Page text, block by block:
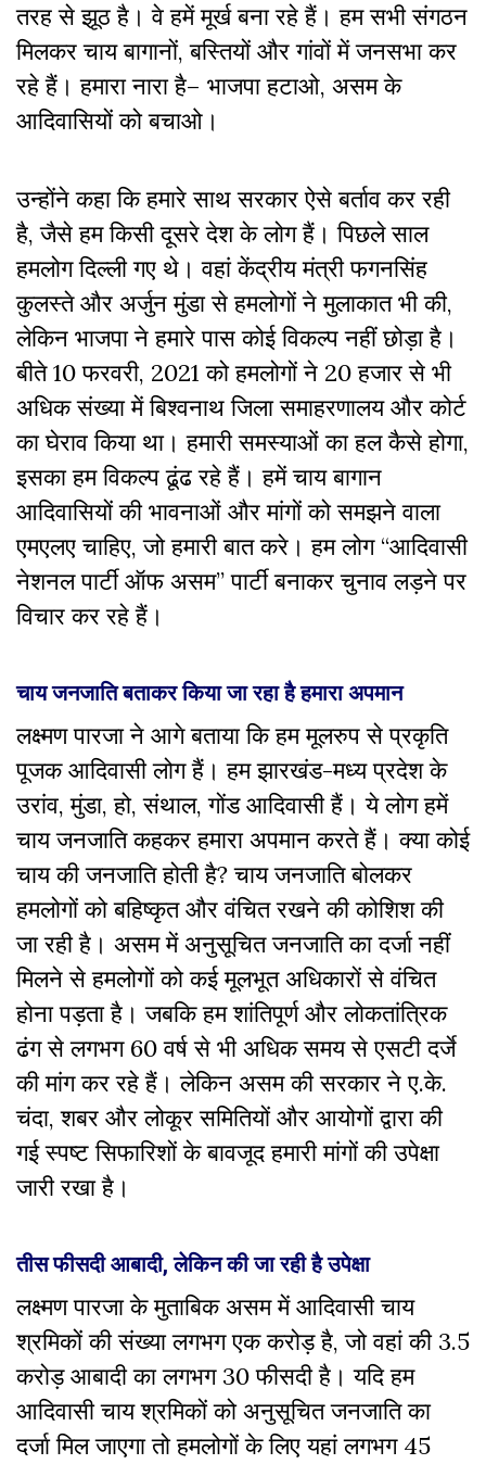
तरह से झूठ है। वे हमें मूर्ख बना रहे हैं। हम सभी संगठन
मिलकर चाय बागानों, बस्तियों और गांवों में जनसभा कर
रहे हैं। हमारा नारा है– भाजपा हटाओ, असम के
आदिवासियों को बचाओ।
उन्होंने कहा कि हमारे साथ सरकार ऐसे बर्ताव कर रही
है, जैसे हम किसी दूसरे देश के लोग हैं। पिछले साल
हमलोग दिल्ली गए थे। वहां केंद्रीय मंत्री फगनसिंह
कुलस्ते और अर्जुन मुंडा से हमलोगों ने मुलाकात भी की,
लेकिन भाजपा ने हमारे पास कोई विकल्प नहीं छोड़ा है।
बीते 10 फरवरी, 2021 को हमलोगों ने 20 हजार से भी
अधिक संख्या में बिश्वनाथ जिला समाहरणालय और कोर्ट
का घेराव किया था। हमारी समस्याओं का हल कैसे होगा,
इसका हम विकल्प ढूंढ रहे हैं। हमें चाय बागान
आदिवासियों की भावनाओं और मांगों को समझने वाला
एमएलए चाहिए, जो हमारी बात करे। हम लोग “आदिवासी
नेशनल पार्टी ऑफ असम” पार्टी बनाकर चुनाव लड़ने पर
विचार कर रहे हैं।
चाय जनजाति बताकर किया जा रहा है हमारा अपमान
लक्ष्मण पारजा ने आगे बताया कि हम मूलरुप से प्रकृति
पूजक आदिवासी लोग हैं। हम झारखंड-मध्य प्रदेश के
उरांव, मुंडा, हो, संथाल, गोंड आदिवासी हैं। ये लोग हमें
चाय जनजाति कहकर हमारा अपमान करते हैं। क्या कोई
चाय की जनजाति होती है? चाय जनजाति बोलकर
हमलोगों को बहिष्कृत और वंचित रखने की कोशिश की
जा रही है। असम में अनुसूचित जनजाति का दर्जा नहीं
मिलने से हमलोगों को कई मूलभूत अधिकारों से वंचित
होना पड़ता है। जबकि हम शांतिपूर्ण और लोकतांत्रिक
ढंग से लगभग 60 वर्ष से भी अधिक समय से एसटी दर्जे
की मांग कर रहे हैं। लेकिन असम की सरकार ने ए.के.
चंदा, शबर और लोकूर समितियों और आयोगों द्वारा की
गई स्पष्ट सिफारिशों के बावजूद हमारी मांगों की उपेक्षा
जारी रखा है।
तीस फीसदी आबादी, लेकिन की जा रही है उपेक्षा
लक्ष्मण पारजा के मुताबिक असम में आदिवासी चाय
श्रमिकों की संख्या लगभग एक करोड़ है, जो वहां की 3.5
करोड़ आबादी का लगभग 30 फीसदी है। यदि हम
आदिवासी चाय श्रमिकों को अनुसूचित जनजाति का
दर्जा मिल जाएगा तो हमलोगों के लिए यहां लगभग 45